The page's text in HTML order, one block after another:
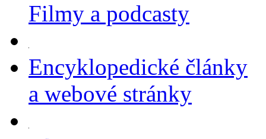
Filmy a podcasty
Encyklopedické články
a webové stránky